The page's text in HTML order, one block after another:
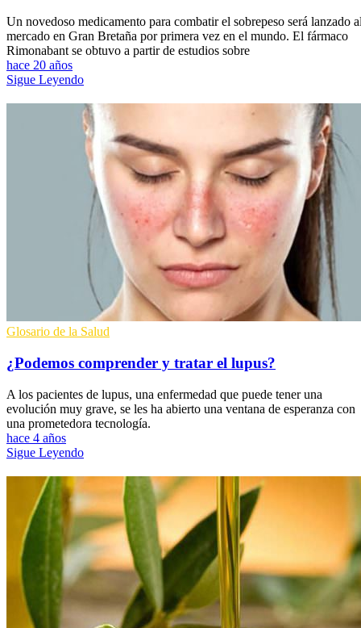
Un novedoso medicamento para combatir el sobrepeso será lanzado
mercado en Gran Bretaña por primera vez en el mundo. El fármaco
Rimonabant se obtuvo a partir de estudios sobre
hace 20 años
Sigue Leyendo
Glosario de la Salud
¿Podemos comprender y tratar el lupus?
A los pacientes de lupus, una enfermedad que puede tener una
evolución muy grave, se les ha abierto una ventana de esperanza con
una prometedora tecnología.
hace 4 años
Sigue Leyendo